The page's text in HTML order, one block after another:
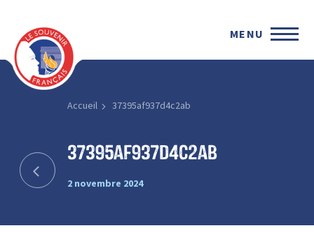
MENU
Accueil 37395af937d4c2ab
37395af937d4c2ab
2 novembre 2024